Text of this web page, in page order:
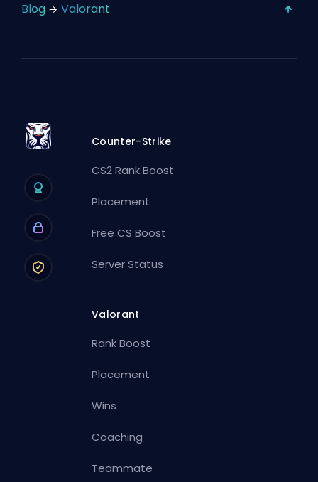
Blog Valorant
Counter-Strike
CS2 Rank Boost
Placement
Free CS Boost
Server Status
Valorant
Rank Boost
Placement
Wins
Coaching
Teammate